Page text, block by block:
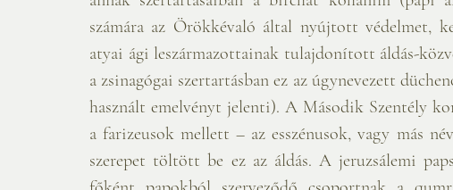
számára az Örökkévaló által nyújtott védelmet,
atyai ági leszármazottainak tulajdonított áldás-
a zsinagógai szertartásban ez az úgynevezett
használt emelvényt jelenti). A Második Szentély
a farizeusok mellett – az esszénusok, vagy más
szerepet töltött be ez az áldás. A jeruzsálemi